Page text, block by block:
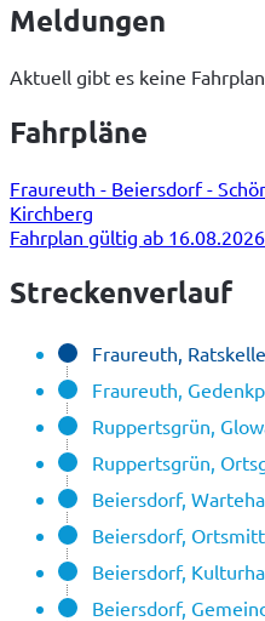
Meldungen
Aktuell gibt es keine
Fahrpläne
Fraureuth - Beiersdorf -
Kirchberg
Fahrplan gültig ab
Streckenverlauf
Fraureuth,
Fraureuth,
Ruppertsgrün,
Ruppertsgrün,
Beiersdorf,
Beiersdorf,
Beiersdorf,
Beiersdorf,